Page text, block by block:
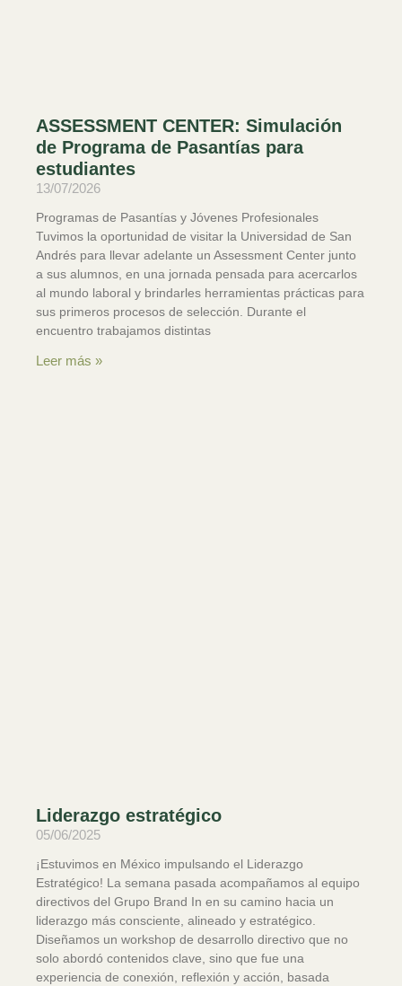
ASSESSMENT CENTER: Simulación
de Programa de Pasantías para
estudiantes
13/07/2026
Programas de Pasantías y Jóvenes Profesionales
Tuvimos la oportunidad de visitar la Universidad de San
Andrés para llevar adelante un Assessment Center junto
a sus alumnos, en una jornada pensada para acercarlos
al mundo laboral y brindarles herramientas prácticas para
sus primeros procesos de selección. Durante el
encuentro trabajamos distintas
Leer más »
Liderazgo estratégico
05/06/2025
¡Estuvimos en México impulsando el Liderazgo
Estratégico! La semana pasada acompañamos al equipo
directivos del Grupo Brand In en su camino hacia un
liderazgo más consciente, alineado y estratégico.
Diseñamos un workshop de desarrollo directivo que no
solo abordó contenidos clave, sino que fue una
experiencia de conexión, reflexión y acción, basada